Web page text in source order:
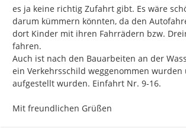
es ja keine richtig Zufahrt gibt. Es wäre
darum kümmern könnten, da den
dort Kinder mit ihren Fahrrädern bzw.
fahren.
Auch ist nach den Bauarbeiten an der
ein Verkehrsschild weggenommen
aufgestellt wurden. Einfahrt Nr. 9-16.
Mit freundlichen Grüßen